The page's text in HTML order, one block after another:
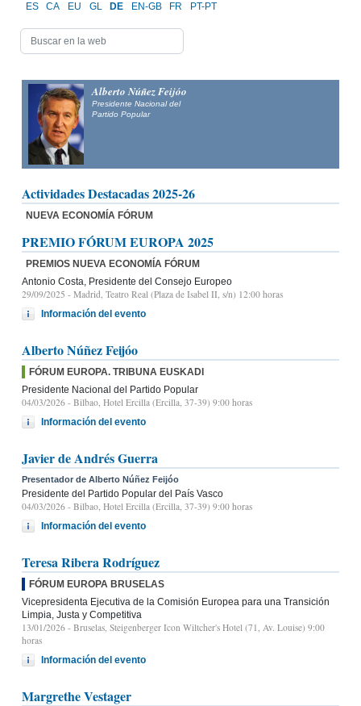
ES CA EU GL DE EN-GB FR PT-PT
Alberto Núñez Feijóo
Presidente Nacional del
Partido Popular
Actividades Destacadas 2025-26
NUEVA ECONOMÍA FÓRUM
PREMIO FÓRUM EUROPA 2025
PREMIOS NUEVA ECONOMÍA FÓRUM
Antonio Costa, Presidente del Consejo Europeo
29/09/2025 - Madrid, Teatro Real (Plaza de Isabel II, s/n) 12:00 horas
Información del evento
Alberto Núñez Feijóo
FÓRUM EUROPA. TRIBUNA EUSKADI
Presidente Nacional del Partido Popular
04/03/2026 - Bilbao, Hotel Ercilla (Ercilla, 37-39) 9:00 horas
Información del evento
Javier de Andrés Guerra
Presentador de Alberto Núñez Feijóo
Presidente del Partido Popular del País Vasco
04/03/2026 - Bilbao, Hotel Ercilla (Ercilla, 37-39) 9:00 horas
Información del evento
Teresa Ribera Rodríguez
FÓRUM EUROPA BRUSELAS
Vicepresidenta Ejecutiva de la Comisión Europea para una Transición
Limpia, Justa y Competitiva
13/01/2026 - Bruselas, Steigenberger Icon Wiltcher's Hotel (71, Av. Louise) 9:00
horas
Información del evento
Margrethe Vestager